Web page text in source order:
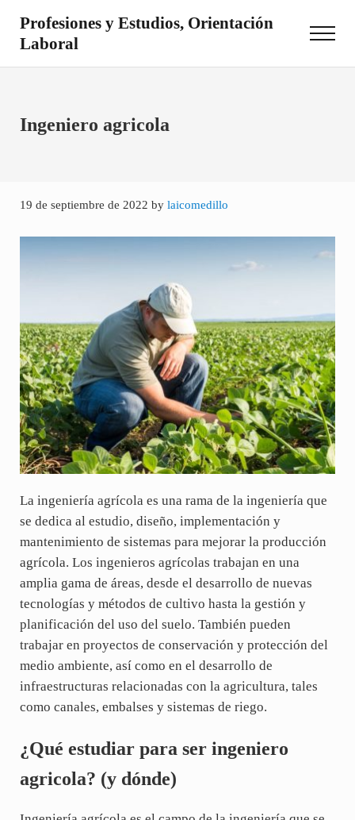
Profesiones y Estudios, Orientación
Laboral
Menu
Ingeniero agricola
19 de septiembre de 2022 by laicomedillo
La ingeniería agrícola es una rama de la ingeniería que
se dedica al estudio, diseño, implementación y
mantenimiento de sistemas para mejorar la producción
agrícola. Los ingenieros agrícolas trabajan en una
amplia gama de áreas, desde el desarrollo de nuevas
tecnologías y métodos de cultivo hasta la gestión y
planificación del uso del suelo. También pueden
trabajar en proyectos de conservación y protección del
medio ambiente, así como en el desarrollo de
infraestructuras relacionadas con la agricultura, tales
como canales, embalses y sistemas de riego.
¿Qué estudiar para ser ingeniero
agricola? (y dónde)